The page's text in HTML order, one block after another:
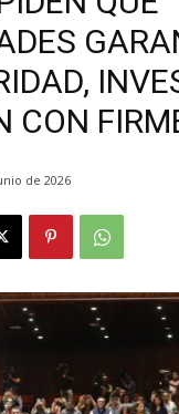
CON
de 2026